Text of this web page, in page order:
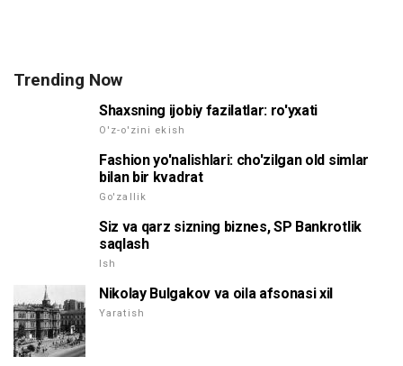
Trending Now
Shaxsning ijobiy fazilatlar: ro'yxati
O'z-o'zini ekish
Fashion yo'nalishlari: cho'zilgan old simlar
bilan bir kvadrat
Go'zallik
Siz va qarz sizning biznes, SP Bankrotlik
saqlash
Ish
Nikolay Bulgakov va oila afsonasi xil
Yaratish